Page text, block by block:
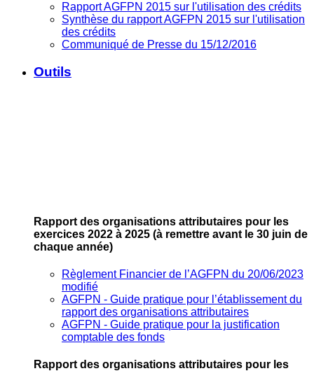
Rapport AGFPN 2015 sur l'utilisation des crédits
Synthèse du rapport AGFPN 2015 sur l'utilisation
des crédits
Communiqué de Presse du 15/12/2016
Outils
Rapport des organisations attributaires pour les
exercices 2022 à 2025 (à remettre avant le 30 juin de
chaque année)
Règlement Financier de l’AGFPN du 20/06/2023
modifié
AGFPN ‐ Guide pratique pour l’établissement du
rapport des organisations attributaires
AGFPN ‐ Guide pratique pour la justification
comptable des fonds
Rapport des organisations attributaires pour les